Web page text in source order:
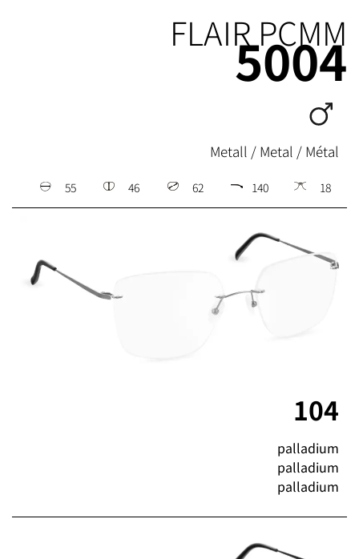
FLAIR PCMM
5004
Metall / Metal / Métal
55 46 62 140 18
104
palladium
palladium
palladium